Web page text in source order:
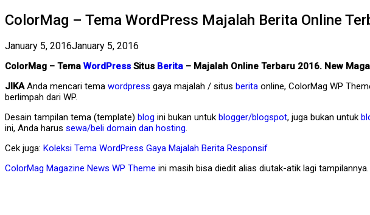
ColorMag – Tema WordPress Majalah Berita Online
January 5, 2016January 5, 2016
ColorMag – Tema WordPress Situs Berita – Majalah Online Terbaru 2016. New
JIKAAnda mencari tema wordpress gaya majalah / situs berita online, ColorMag WP
berlimpah dari WP.
Desain tampilan tema (template) blog ini bukan untuk blogger/blogspot, juga bukan untuk
ini, Anda harus sewa/beli domain dan hosting.
Cek juga: Koleksi Tema WordPress Gaya Majalah Berita Responsif
ColorMag Magazine News WP Theme ini masih bisa diedit alias diutak-atik lagi